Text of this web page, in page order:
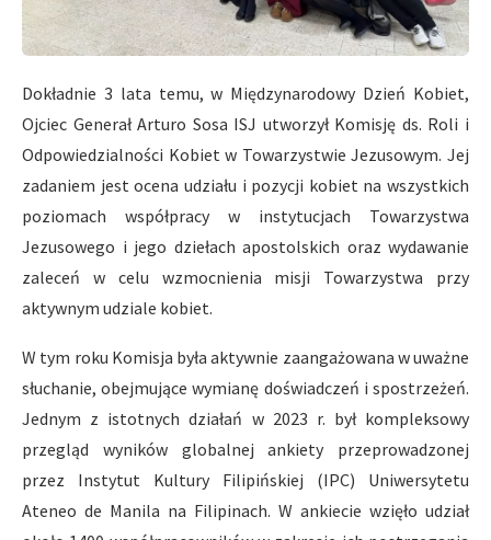
Dokładnie 3 lata temu, w Międzynarodowy Dzień Kobiet,
Ojciec Generał Arturo Sosa ІSJ utworzył Komisję ds. Roli i
Odpowiedzialności Kobiet w Towarzystwie Jezusowym. Jej
zadaniem jest ocena udziału i pozycji kobiet na wszystkich
poziomach współpracy w instytucjach Towarzystwa
Jezusowego i jego dziełach apostolskich oraz wydawanie
zaleceń w celu wzmocnienia misji Towarzystwa przy
aktywnym udziale kobiet.
W tym roku Komisja była aktywnie zaangażowana w uważne
słuchanie, obejmujące wymianę doświadczeń i spostrzeżeń.
Jednym z istotnych działań w 2023 r. był kompleksowy
przegląd wyników globalnej ankiety przeprowadzonej
przez Instytut Kultury Filipińskiej (IPC) Uniwersytetu
Ateneo de Manila na Filipinach. W ankiecie wzięło udział